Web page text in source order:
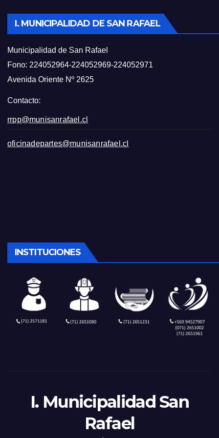
I. MUNICIPALIDAD DE SAN RAFAEL
Municipalidad de San Rafael
Fono: 224052964-224052969-224052971
Avenida Oriente Nº 2625
Contacto:
rrpp@munisanrafael.cl
oficinadepartes@munisanrafael.cl
INSTITUCIONES
I. Municipalidad San
Rafael